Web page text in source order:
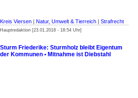
Kreis Viersen | Natur, Umwelt & Tierreich | Strafrecht
Hauptredaktion [23.01.2018 - 18:54 Uhr]
Sturm Friederike: Sturmholz bleibt Eigentum
der Kommunen • Mitnahme ist Diebstahl